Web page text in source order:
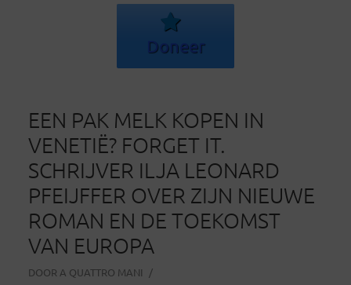
Doneer
EEN PAK MELK KOPEN IN
VENETIË? FORGET IT.
SCHRIJVER ILJA LEONARD
PFEIJFFER OVER ZIJN NIEUWE
ROMAN EN DE TOEKOMST
VAN EUROPA
DOOR A QUATTRO MANI